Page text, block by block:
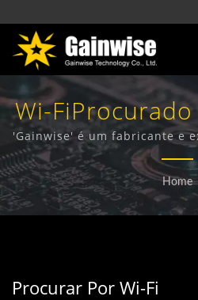
Wi-
De
Taiwan' |
'Gainwise' é um fabricante e
no design, desenvolvimento
Sem Fio Fixos, Interfone
Detector de
Home
Procurar Por Wi-Fi